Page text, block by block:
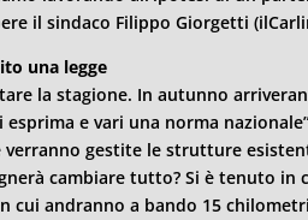
il sindaco Filippo Giorgetti
una legge
la stagione. In autunno
e vari una norma
verranno gestite le strutture
cambiare tutto? Si è tenuto in
cui andranno a bando 15